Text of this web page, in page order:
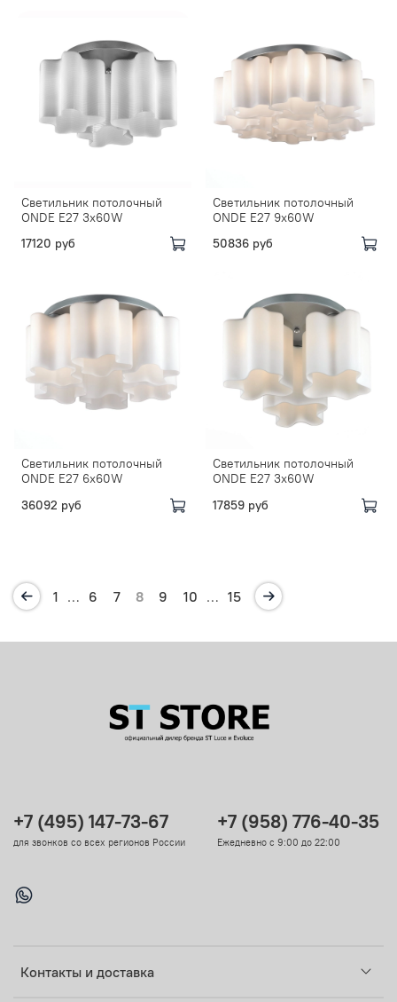
Светильник потолочный
ONDE E27 3х60W
17120 руб
Светильник потолочный
ONDE E27 9х60W
50836 руб
Светильник потолочный
ONDE E27 6х60W
36092 руб
Светильник потолочный
ONDE E27 3х60W
17859 руб
1 … 6 7 8 9 10 … 15
Контакты и доставка
+7 (495) 147-73-67
для звонков со всех регионов России
+7 (958) 776-40-35
Ежедневно с 9:00 до 22:00